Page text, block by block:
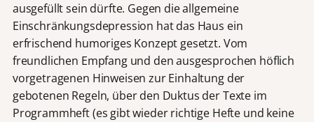
ausgefüllt sein dürfte. Gegen die allgemeine
Einschränkungsdepression hat das Haus ein
erfrischend humoriges Konzept gesetzt. Vom
freundlichen Empfang und den ausgesprochen höflich
vorgetragenen Hinweisen zur Einhaltung der
gebotenen Regeln, über den Duktus der Texte im
Programmheft (es gibt wieder richtige Hefte und keine